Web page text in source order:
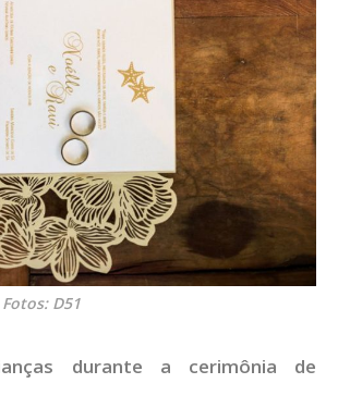
D51
durante a cerimônia de